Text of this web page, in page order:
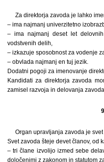
Za direktorja zavoda je lahko
– ima najmanj univerzitetno
– ima najmanj deset let
vodstvenih delih,
– izkazuje sposobnost za vodenje
– obvlada najmanj en tuj jezik.
Dodatni pogoji za imenovanje
Kandidati za direktorja zavoda
zamisel razvoja in delovanja zavoda.
Organ upravljanja zavoda je svet
Svet zavoda šteje devet članov, od
– tri člane izvolijo izmed sebe
določenimi z zakonom in statutom